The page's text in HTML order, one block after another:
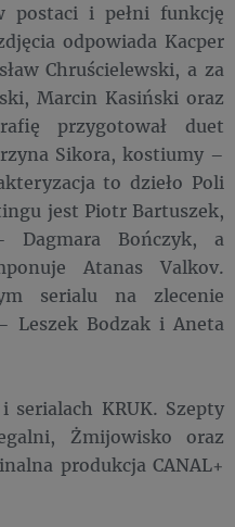
postaci i pełni funkcję
odpowiada Kacper
Chruścielewski, a za
Marcin Kasiński oraz
przygotował duet
Sikora, kostiumy –
to dzieło Poli
jest Piotr Bartuszek,
Dagmara Bończyk, a
Atanas Valkov.
serialu na zlecenie
Leszek Bodzak i Aneta
serialach KRUK. Szepty
Żmijowisko oraz
produkcja CANAL+